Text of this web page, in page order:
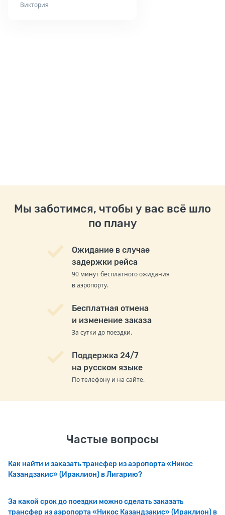
Виктория
Мы заботимся, чтобы у вас всё шло
по плану
Ожидание в случае
задержки рейса
90 минут бесплатного ожидания
в аэропорту.
Бесплатная отмена
и изменение заказа
За сутки до поездки.
Поддержка 24/7
на русском языке
По телефону и на сайте.
Частые вопросы
Как найти и заказать трансфер из аэропорта «Никос
Казандзакис» (Ираклион) в Лигарию?
За какой срок до поездки можно сделать заказать
трансфер из аэропорта «Никос Казандзакис» (Ираклион) в